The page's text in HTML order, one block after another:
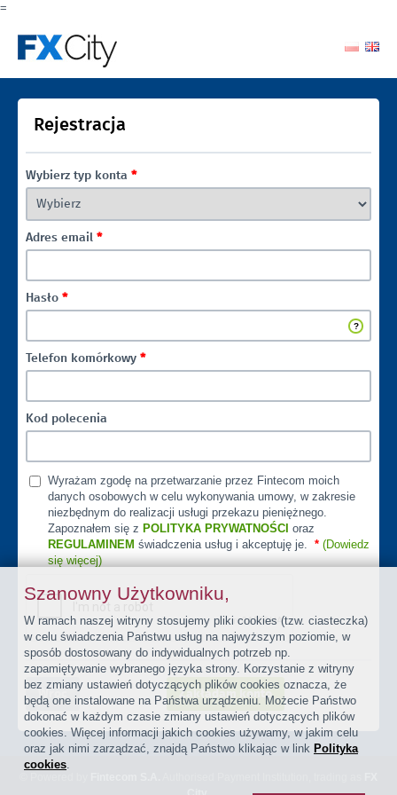
=
Rejestracja
Wybierz typ konta *
Adres email *
Hasło *
Telefon komórkowy *
Kod polecenia
Wyrażam zgodę na przetwarzanie przez Fintecom moich
danych osobowych w celu wykonywania umowy, w zakresie
niezbędnym do realizacji usługi przekazu pieniężnego.
Zapoznałem się z POLITYKA PRYWATNOŚCI oraz
REGULAMINEM świadczenia usług i akceptuję je. * (Dowiedz
się więcej)
Wróć Zakładam konto
Szanowny Użytkowniku,
W ramach naszej witryny stosujemy pliki cookies (tzw. ciasteczka)
w celu świadczenia Państwu usług na najwyższym poziomie, w
sposób dostosowany do indywidualnych potrzeb np.
zapamiętywanie wybranego języka strony. Korzystanie z witryny
bez zmiany ustawień dotyczących plików cookies oznacza, że
będą one instalowane na Państwa urządzeniu. Możecie Państwo
dokonać w każdym czasie zmiany ustawień dotyczących plików
cookies. Więcej informacji jakich cookies używamy, w jakim celu
oraz jak nimi zarządzać, znajdą Państwo klikając w link Polityka
cookies.